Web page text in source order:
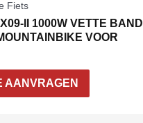
Fiets
II 1000W VETTE BAND
VOOR
AANVRAGEN